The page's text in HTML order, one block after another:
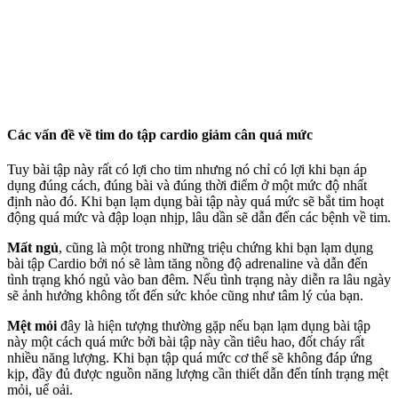
Các vấn đề về tim do tập cardio giảm cân quá mức
Tuy bài tập này rất có lợi cho tim nhưng nó chỉ có lợi khi bạn áp
dụng đúng cách, đúng bài và đúng thời điểm ở một mức độ nhất
định nào đó. Khi bạn lạm dụng bài tập này quá mức sẽ bắt tim hoạt
động quá mức và đập loạn nhịp, lâu dần sẽ dẫn đến các bệnh về tim.
Mất ngủ, cũng là một trong những triệu chứng khi bạn lạm dụng
bài tập Cardio bởi nó sẽ làm tăng nồng độ adrenaline và dẫn đến
tình trạng khó ngủ vào ban đêm. Nếu tình trạng này diễn ra lâu ngày
sẽ ảnh hưởng không tốt đến sức khỏe cũng như tâm lý của bạn.
Mệt mỏi đây là hiện tượng thường gặp nếu bạn lạm dụng bài tập
này một cách quá mức bởi bài tập này cần tiêu hao, đốt cháy rất
nhiều năng lượng. Khi bạn tập quá mức cơ thể sẽ không đáp ứng
kịp, đầy đủ được nguồn năng lượng cần thiết dẫn đến tính trạng mệt
mỏi, uể oải.